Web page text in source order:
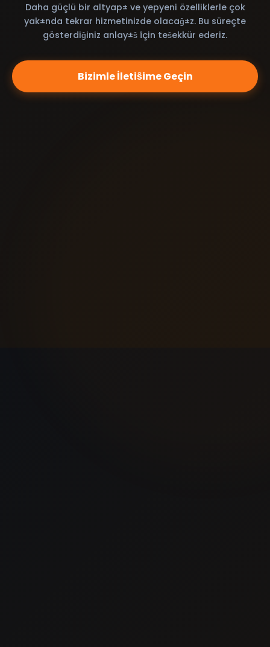
Daha güçlü bir altyap± ve yepyeni özelliklerle çok
yak±nda tekrar hizmetinizde olacaĝ±z. Bu süreçte
gösterdiĝiniz anlay±ŝ îçin teŝekkür ederiz.
Bizimle İletiŝime Geçin